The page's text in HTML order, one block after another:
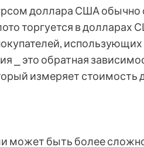
доллара США обычно
торгуется в долларах
использующих
⎯ это обратная
измеряет
может быть более